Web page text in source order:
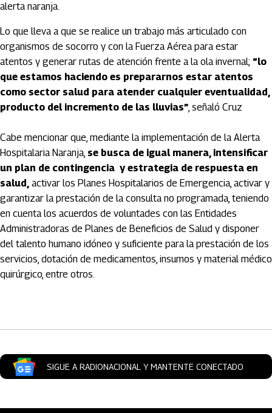
alerta naranja.
Lo que lleva a que se realice un trabajo más articulado con
organismos de socorro y con la Fuerza Aérea para estar
atentos y generar rutas de atención frente a la ola invernal; “lo
que estamos haciendo es prepararnos estar atentos
como sector salud para atender cualquier eventualidad,
producto del incremento de las lluvias”, señaló Cruz
Cabe mencionar que, mediante la implementación de la Alerta
Hospitalaria Naranja, se busca de igual manera, intensificar
un plan de contingencia y estrategia de respuesta en
salud, activar los Planes Hospitalarios de Emergencia, activar y
garantizar la prestación de la consulta no programada, teniendo
en cuenta los acuerdos de voluntades con las Entidades
Administradoras de Planes de Beneficios de Salud y disponer
del talento humano idóneo y suficiente para la prestación de los
servicios, dotación de medicamentos, insumos y material médico
quirúrgico, entre otros.
SIGUE A RADIONACIONAL Y MANTENTE CONECTADO